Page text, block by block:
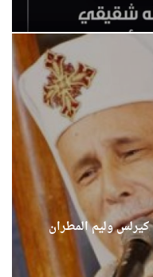
كيرلس وليم المطران